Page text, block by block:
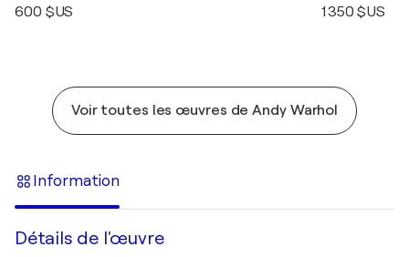
600 $US 1 350 $US
Voir toutes les œuvres de Andy Warhol
Information
Détails de l'œuvre